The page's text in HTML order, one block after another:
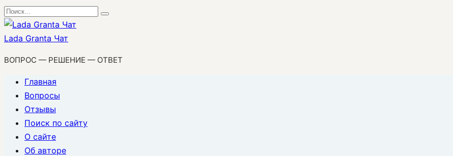
Перейти
к
содержанию
Search
for:
Lada Granta Чат
ВОПРОС — РЕШЕНИЕ — ОТВЕТ
Главная
Вопросы
Отзывы
Поиск по сайту
О сайте
Об авторе